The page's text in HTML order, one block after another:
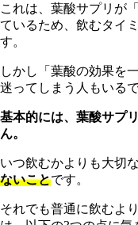
これは、葉酸サプリが
ているため、飲むタイ
す。
しかし「葉酸の効果を
迷ってしまう人もいるで
基本的には、葉酸サプ
ん。
いつ飲むかよりも大切な
ないことです。
それでも普通に飲むよ